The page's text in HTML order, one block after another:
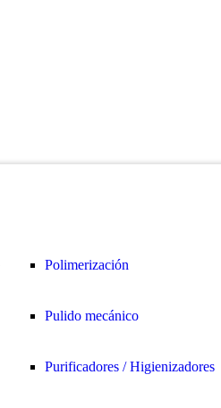
Polimerización
Pulido mecánico
Purificadores / Higienizadores